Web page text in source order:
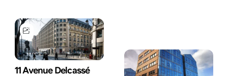
11 Avenue Delcassé